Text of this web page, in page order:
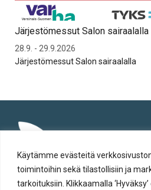
Käytämme evästeitä
toimintoihin sekä tilastollisiin ja
tarkoituksiin. Klikkaamalla
Järjestömessut Salon sairaalalla
28.9. - 29.9.2026
Järjestömessut Salon sairaalalla